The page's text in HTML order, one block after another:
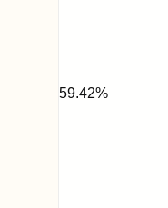
59.42%